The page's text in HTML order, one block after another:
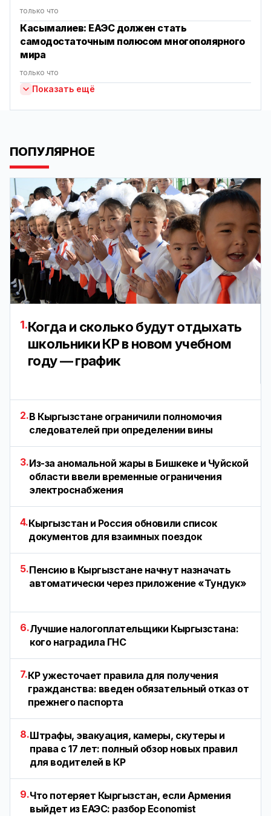
только что
Касымалиев: ЕАЭС должен стать
самодостаточным полюсом многополярного
мира
только что
Показать ещё
ПОПУЛЯРНОЕ
1.Когда и сколько будут отдыхать
школьники КР в новом учебном
году — график
2.В Кыргызстане ограничили полномочия
следователей при определении вины
3.Из-за аномальной жары в Бишкеке и Чуйской
области ввели временные ограничения
электроснабжения
4.Кыргызстан и Россия обновили список
документов для взаимных поездок
5.Пенсию в Кыргызстане начнут назначать
автоматически через приложение «Тундук»
6.Лучшие налогоплательщики Кыргызстана:
кого наградила ГНС
7.КР ужесточает правила для получения
гражданства: введен обязательный отказ от
прежнего паспорта
8.Штрафы, эвакуация, камеры, скутеры и
права с 17 лет: полный обзор новых правил
для водителей в КР
9.Что потеряет Кыргызстан, если Армения
выйдет из ЕАЭС: разбор Economist